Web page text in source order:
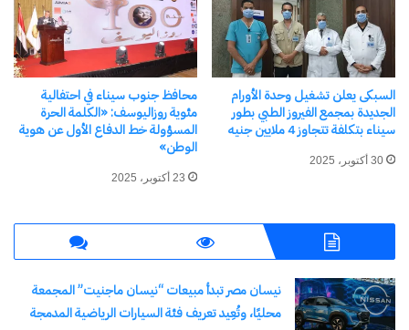
اكتشاف المزيد من
اشترك للحصول على أحدث التدوينات المرسلة إلى بريدك
الإلكتروني.
كتابة بريدك الإلكتروني...
اشتراك
السبكى يعلن تشغيل وحدة الأورام
الجديدة بمجمع الفيروز الطبي بطور
سيناء بتكلفة تتجاوز 4 ملايين جنيه
30 أكتوبر، 2025
محافظ جنوب سيناء في احتفالية
مئوية روزاليوسف: «الكلمة الحرة
المسؤولة خط الدفاع الأول عن هوية
الوطن»
23 أكتوبر، 2025
نيسان مصر تبدأ مبيعات “نيسان ماجنيت” المجمعة
محليًا، وتُعِيد تعريف فئة السيارات الرياضية المدمجة